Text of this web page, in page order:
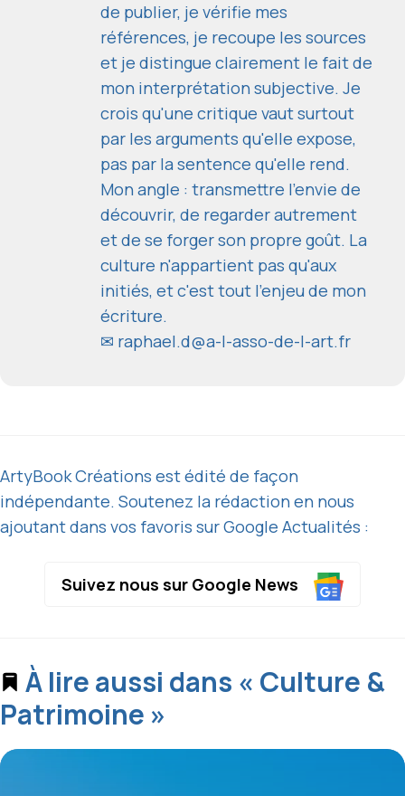
de publier, je vérifie mes
références, je recoupe les sources
et je distingue clairement le fait de
mon interprétation subjective. Je
crois qu'une critique vaut surtout
par les arguments qu'elle expose,
pas par la sentence qu'elle rend.
Mon angle : transmettre l'envie de
découvrir, de regarder autrement
et de se forger son propre goût. La
culture n'appartient pas qu'aux
initiés, et c'est tout l'enjeu de mon
écriture.
✉ raphael.d@a-l-asso-de-l-art.fr
ArtyBook Créations est édité de façon
indépendante. Soutenez la rédaction en nous
ajoutant dans vos favoris sur Google Actualités :
Suivez nous sur Google News
À lire aussi dans « Culture &
Patrimoine »